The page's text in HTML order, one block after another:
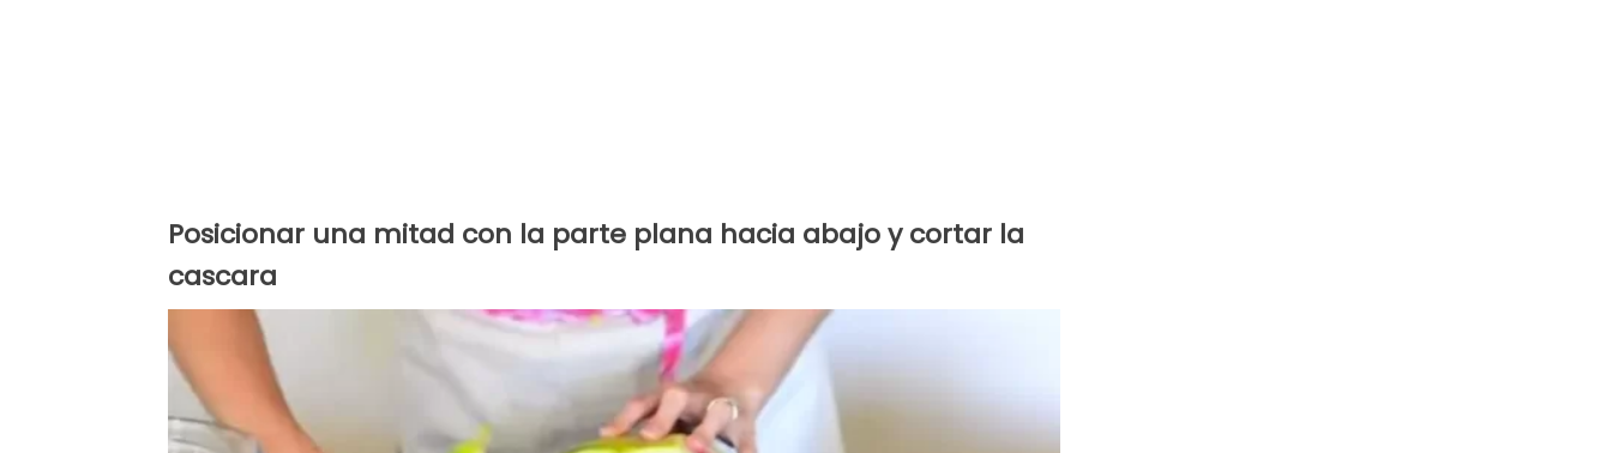
Posicionar una mitad con la parte plana hacia abajo y cortar la
cascara